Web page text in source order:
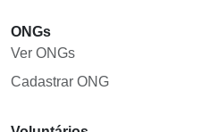
ONGs
Ver ONGs
Cadastrar ONG